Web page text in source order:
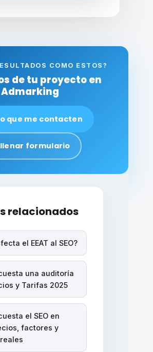
COMO ESTOS?
de tu proyecto en
Admarking
que me contacten
formulario
relacionados
el EEAT al SEO?
una auditoría
y Tarifas 2025
el SEO en
factores y